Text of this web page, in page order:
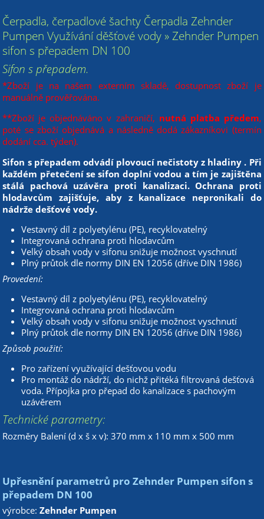
Čerpadla, čerpadlové šachty Čerpadla Zehnder
Pumpen Využívání děšťové vody » Zehnder Pumpen
sifon s přepadem DN 100
Sifon s přepadem.
*Zboží je na našem externím skladě, dostupnost zboží je
manuálně prověřována.
**Zboží je objednáváno v zahraničí, nutná platba předem,
poté se zboží objednává a následně dodá zákazníkovi (termín
dodání cca. týden).
Sifon s přepadem odvádí plovoucí nečistoty z hladiny . Při
každém přetečení se sifon doplní vodou a tím je zajištěna
stálá pachová uzávěra proti kanalizaci. Ochrana proti
hlodavcům zajišťuje, aby z kanalizace nepronikali do
nádrže dešťové vody.
Vestavný díl z polyetylénu (PE), recyklovatelný
Integrovaná ochrana proti hlodavcům
Velký obsah vody v sifonu snižuje možnost vyschnutí
Plný průtok dle normy DIN EN 12056 (dříve DIN 1986)
Provedení:
Vestavný díl z polyetylénu (PE), recyklovatelný
Integrovaná ochrana proti hlodavcům
Velký obsah vody v sifonu snižuje možnost vyschnutí
Plný průtok dle normy DIN EN 12056 (dříve DIN 1986)
Způsob použití:
Pro zařízení využívající dešťovou vodu
Pro montáž do nádrží, do nichž přitéká filtrovaná dešťová
voda. Přípojka pro přepad do kanalizace s pachovým
uzávěrem
Technické parametry:
Rozměry Balení (d x š x v): 370 mm x 110 mm x 500 mm
Upřesnění parametrů pro Zehnder Pumpen sifon s
přepadem DN 100
výrobce:Zehnder Pumpen